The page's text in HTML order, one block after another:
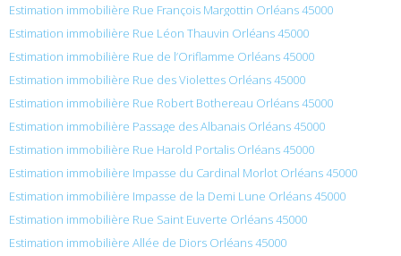
Estimation immobilière Rue François Margottin Orléans 45000
Estimation immobilière Rue Léon Thauvin Orléans 45000
Estimation immobilière Rue de l’Oriflamme Orléans 45000
Estimation immobilière Rue des Violettes Orléans 45000
Estimation immobilière Rue Robert Bothereau Orléans 45000
Estimation immobilière Passage des Albanais Orléans 45000
Estimation immobilière Rue Harold Portalis Orléans 45000
Estimation immobilière Impasse du Cardinal Morlot Orléans 45000
Estimation immobilière Impasse de la Demi Lune Orléans 45000
Estimation immobilière Rue Saint Euverte Orléans 45000
Estimation immobilière Allée de Diors Orléans 45000